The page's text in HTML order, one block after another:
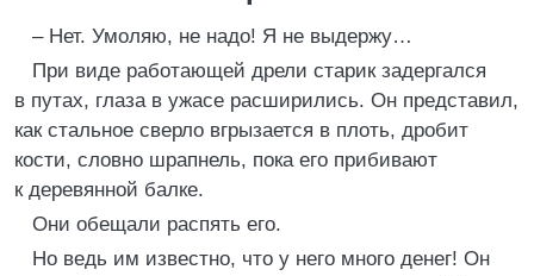
– Нет. Умоляю, не надо! Я не выдержу…
При виде работающей дрели старик задергался
в путах, глаза в ужасе расширились. Он представил,
как стальное сверло вгрызается в плоть, дробит
кости, словно шрапнель, пока его прибивают
к деревянной балке.
Они обещали распять его.
Но ведь им известно, что у него много денег! Он